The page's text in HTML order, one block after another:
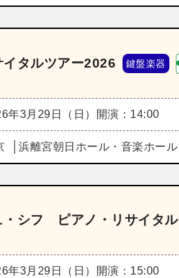
タルツアー2026 鍵盤楽器
年3月29日（日） 開演：14:00
浜離宮朝日ホール・音楽ホール
・シフ ピアノ・リサイタル
年3月29日（日） 開演：15:00